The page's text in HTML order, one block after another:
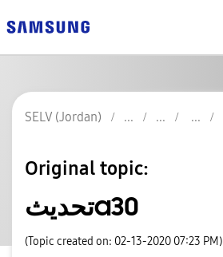
SELV (Jordan)
Original topic:
تحديثa30
(Topic created on: 02-13-2020 07:23 PM)